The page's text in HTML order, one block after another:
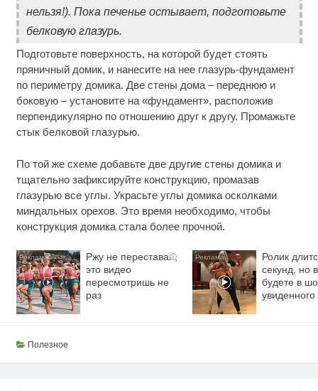
нельзя!). Пока печенье остывает, подготовьте
белковую глазурь.
Подготовьте поверхность, на которой будет стоять
пряничный домик, и нанесите на нее глазурь-фундамент
по периметру домика. Две стены дома – переднюю и
боковую – установите на «фундамент», расположив
перпендикулярно по отношению друг к другу. Промажьте
стык белковой глазурью.
По той же схеме добавьте две другие стены домика и
тщательно зафиксируйте конструкцию, промазав
глазурью все углы. Украсьте углы домика осколками
миндальных орехов. Это время необходимо, чтобы
конструкция домика стала более прочной.
i
Ржу не переставая,
это видео
пересмотришь не
раз
Ролик
секунд, но
будете в
увиденного
Полезное